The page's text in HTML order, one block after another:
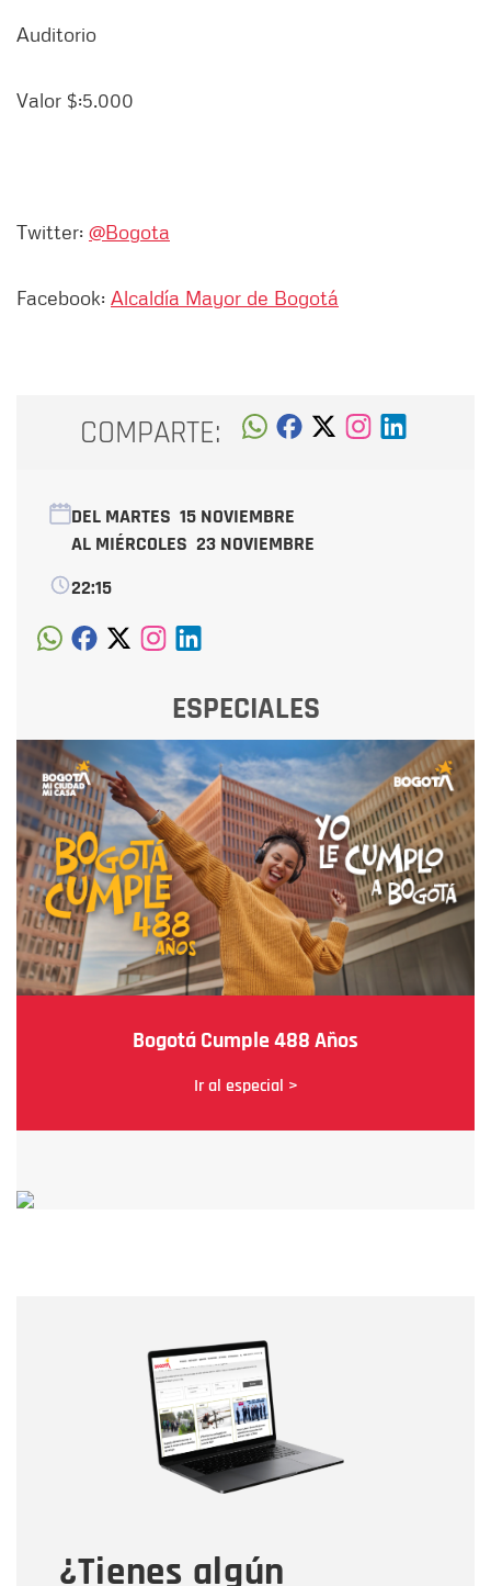
Auditorio
Valor $:5.000
Twitter: @Bogota
Facebook: Alcaldía Mayor de Bogotá
COMPARTE:
DEL MARTES 15 NOVIEMBRE
AL MIÉRCOLES 23 NOVIEMBRE
22:15
ESPECIALES
Bogotá Cumple 488 Años
Ir al especial >
¿Tienes algún
Correo electrónico
Tipo de comentario
Mensaje